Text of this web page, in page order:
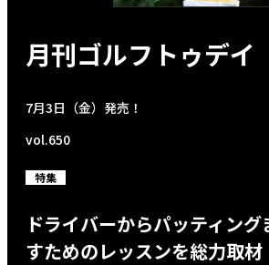
月刊ゴルフトゥデイ
7月3日（金）発売！
vol.650
特集
ドライバーからパッティン
すためのレッスンを総力取材